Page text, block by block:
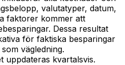
valutatyper, datum,
faktorer kommer att
Dessa resultat
för faktiska besparingar
vägledning.
uppdateras kvartalsvis.